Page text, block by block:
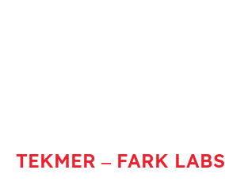
TEKMER – FARK LABS